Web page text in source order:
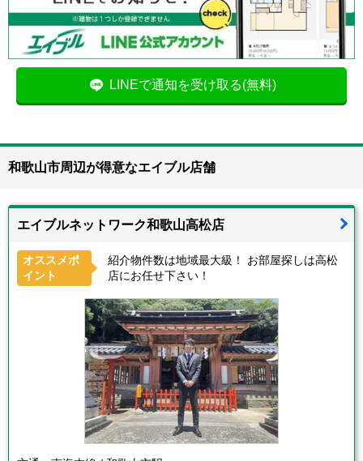
LINEで通知を受け取る(無料)
和歌山市周辺が得意なエイブル店舗
エイブルネットワーク和歌山高松店
オススメポ
イント
紹介物件数は地域最大級！ お部屋探しは高松
店にお任せ下さい！